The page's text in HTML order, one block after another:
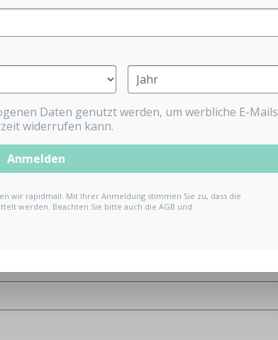
Daten genutzt werden, um werbliche E-Mails
widerrufen kann.
Anmelden
wir rapidmail. Mit Ihrer Anmeldung stimmen Sie zu, dass die
werden. Beachten Sie bitte auch die AGB und